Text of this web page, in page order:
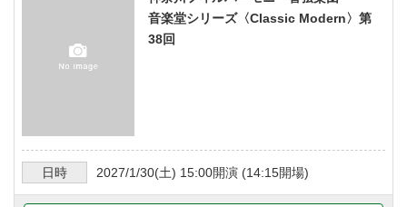
音楽堂シリーズ〈Classic Modern〉第
38回
日時 2027/1/30(土) 15:00開演 (14:15開場)